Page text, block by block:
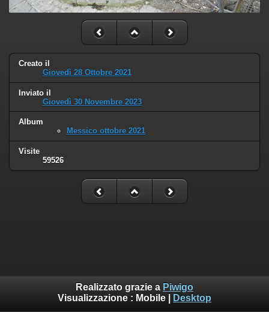
Creato il
Giovedì 28 Ottobre 2021
Inviato il
Giovedì 30 Novembre 2023
Album
Messico ottobre 2021
Visite
59526
Realizzato grazie a Piwigo
Visualizzazione : Mobile Desktop